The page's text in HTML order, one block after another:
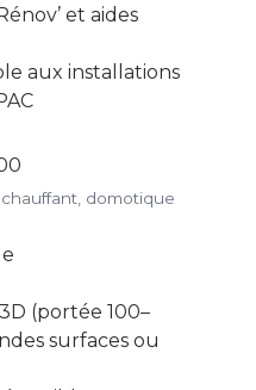
et aides
aux installations
domotique
(portée 100–
surfaces ou